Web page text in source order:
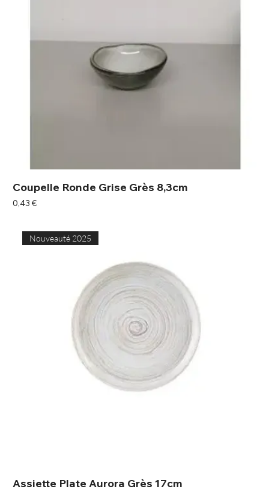
Coupelle Ronde Grise Grès 8,3cm
Prix
0,43 €
Nouveauté 2025
Assiette Plate Aurora Grès 17cm